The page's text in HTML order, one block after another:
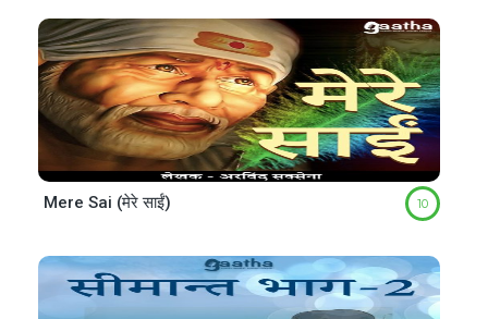
Mere Sai (मेरे साईं) 10